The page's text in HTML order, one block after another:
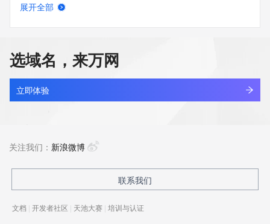
huiaiwl.cn
最近查询
查看详情
最近查询
展开全部
选域名，来万网
立即体验
关注我们： 新浪微博
联系我们
文档 | 开发者社区 | 天池大赛 | 培训与认证